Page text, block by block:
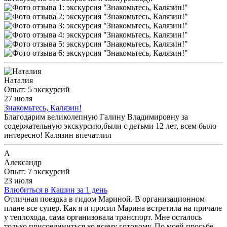
Наталия
Опыт: 5 экскурсий
27 июля
Знакомьтесь, Калязин!
Благодарим великолепную Галину Владимировну за
содержательную экскурсию,были с детьми 12 лет, всем было
интересно! Калязин впечатлил
А
Александр
Опыт: 7 экскурсий
23 июля
Влюбиться в Кашин за 1 день
Отличная поездка в гидом Мариной. В организационном
плане все супер. Как я и просил Марина встретила на причале
у теплохода, сама организовала транспорт. Мне осталось